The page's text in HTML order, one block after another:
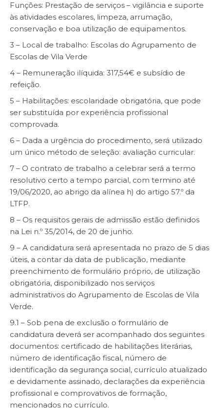
Funções: Prestação de serviços – vigilância e suporte
às atividades escolares, limpeza, arrumação,
conservação e boa utilização de equipamentos.
3 – Local de trabalho: Escolas do Agrupamento de
Escolas de Vila Verde
4 – Remuneração ilíquida: 317,54€ e subsídio de
refeição.
5 – Habilitações: escolaridade obrigatória, que pode
ser substituída por experiência profissional
comprovada.
6 – Dada a urgência do procedimento, será utilizado
um único método de seleção: avaliação curricular.
7 – O contrato de trabalho a celebrar será a termo
resolutivo certo a tempo parcial, com termino até
19/06/2020, ao abrigo da alínea h) do artigo 57.º da
LTFP.
8 – Os requisitos gerais de admissão estão definidos
na Lei n.º 35/2014, de 20 de junho.
9 – A candidatura será apresentada no prazo de 5 dias
úteis, a contar da data de publicação, mediante
preenchimento de formulário próprio, de utilização
obrigatória, disponibilizado nos serviços
administrativos do Agrupamento de Escolas de Vila
Verde.
9.1 – Sob pena de exclusão o formulário de
candidatura deverá ser acompanhado dos seguintes
documentos: certificado de habilitações literárias,
número de identificação fiscal, número de
identificação da segurança social, currículo atualizado
e devidamente assinado, declarações da experiência
profissional e comprovativos de formação,
mencionados no currículo.